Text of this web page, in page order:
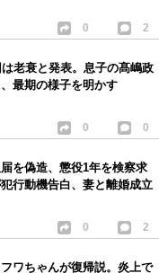
0 2
老衰と発表。息子の髙嶋政
最期の様子を明かす
0 0
を偽造、懲役1年を検察求
行動機告白、妻と離婚成立
0 2
ワちゃんが復帰説。炎上で